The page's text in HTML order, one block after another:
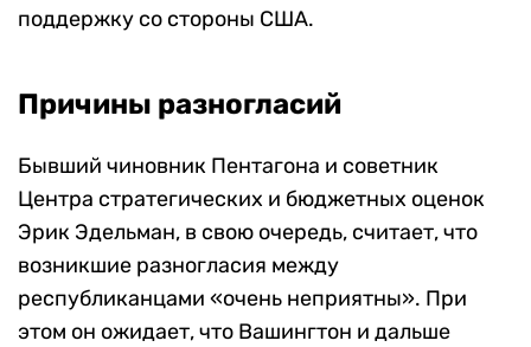
поддержку со стороны США.
Причины разногласий
Бывший чиновник Пентагона и советник
Центра стратегических и бюджетных оценок
Эрик Эдельман, в свою очередь, считает, что
возникшие разногласия между
республиканцами «очень неприятны». При
этом он ожидает, что Вашингтон и дальше